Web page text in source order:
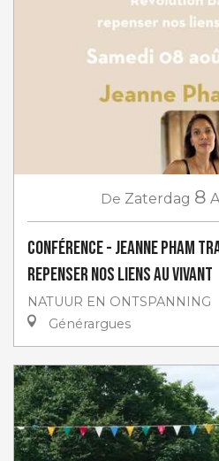
De Zaterdag 8
Conférence - Jeanne Pham
repenser nos liens au vivant
NATUUR EN ONTSPANNING
Générargues